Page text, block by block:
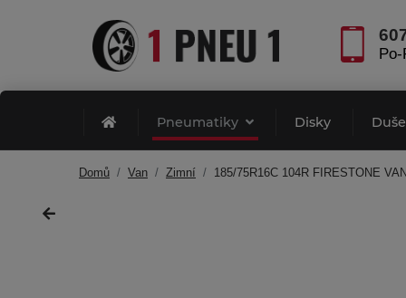
Pneumatiky Disky Duše
Domů Van Zimní 185/75R16C 104R FIRESTONE